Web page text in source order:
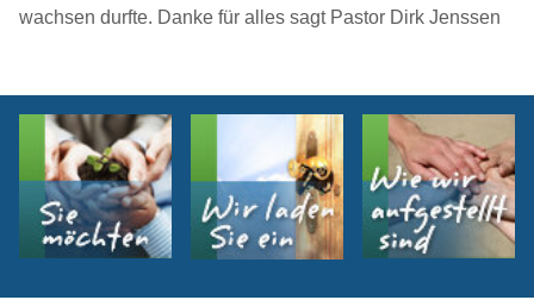
wachsen durfte. Danke für alles sagt Pastor Dirk Jenssen